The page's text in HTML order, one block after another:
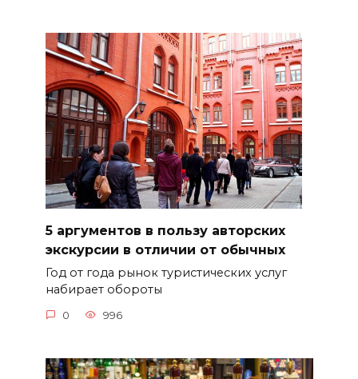
5 аргументов в пользу авторских
экскурсии в отличии от обычных
Год от года рынок туристических услуг
набирает обороты
0 996